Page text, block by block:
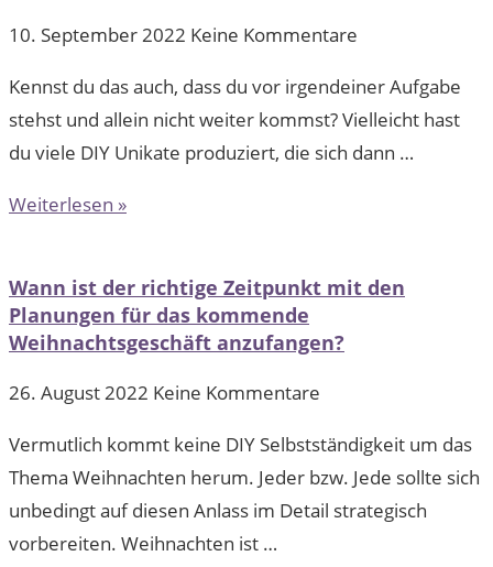
10. September 2022 Keine Kommentare
Kennst du das auch, dass du vor irgendeiner Aufgabe
stehst und allein nicht weiter kommst? Vielleicht hast
du viele DIY Unikate produziert, die sich dann …
Weiterlesen »
Wann ist der richtige Zeitpunkt mit den
Planungen für das kommende
Weihnachtsgeschäft anzufangen?
26. August 2022 Keine Kommentare
Vermutlich kommt keine DIY Selbstständigkeit um das
Thema Weihnachten herum. Jeder bzw. Jede sollte sich
unbedingt auf diesen Anlass im Detail strategisch
vorbereiten. Weihnachten ist …